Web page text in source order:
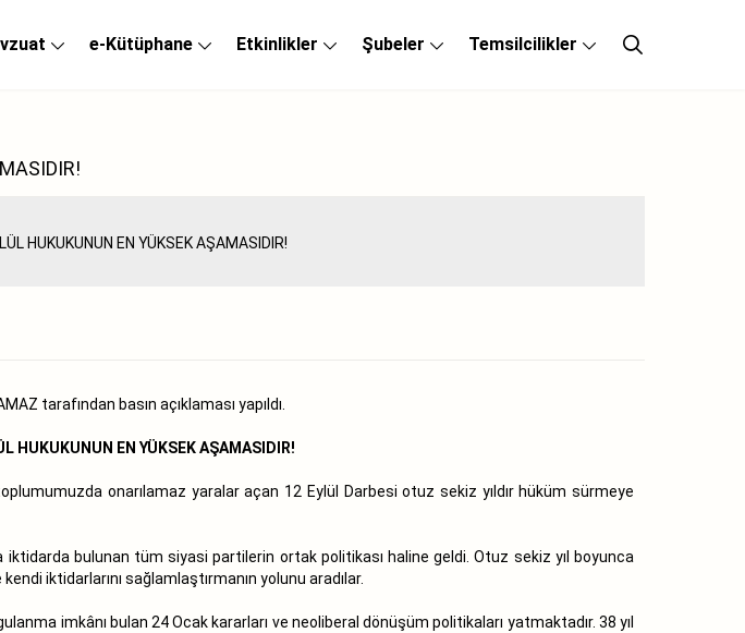
e-Kütüphane Etkinlikler Şubeler Temsilcilikler
tarafından basın açıklaması yapıldı.
HUKUKUNUN EN YÜKSEK AŞAMASIDIR!
onarılamaz yaralar açan 12 Eylül Darbesi otuz sekiz yıldır hüküm sürmeye
bulunan tüm siyasi partilerin ortak politikası haline geldi. Otuz sekiz yıl boyunca
iktidarlarını sağlamlaştırmanın yolunu aradılar.
imkânı bulan 24 Ocak kararları ve neoliberal dönüşüm politikaları yatmaktadır. 38 yıl